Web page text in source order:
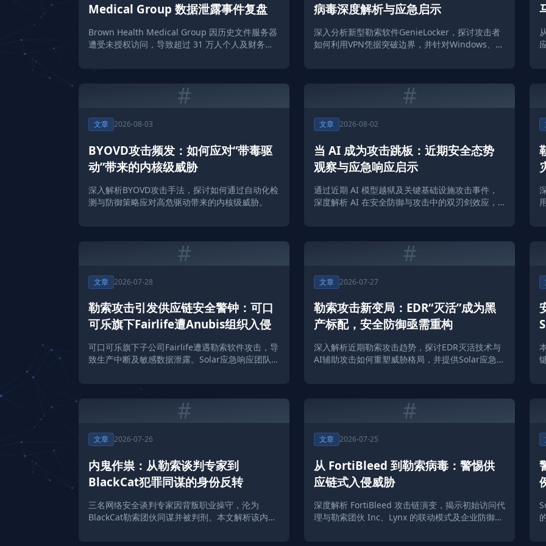
Medical Group 数据泄露事件复盘
Brown Health Medical Group 因历史文件服务器
遭受未授权访问，导致超过 31 万人个人及财务信
议。
病毒深度解析与应急启示
深入分析新型勒索软件GenieLocker，探讨攻击者
如何利用VPN凭据突破边界，并针对Windows、
#
文章 2026-08-03
BYOVD攻击频发：如何应对“带毒驱
动”带来的内核级威胁
深入解析BYOVD攻击手法，探讨如何通过自动化检
测与防御策略应对高危驱动带来的内核级威胁。
#
文章 2026-08-02
当 AI 成为攻击跳板：近期安全态势
观察与应急响应启示
通过近期 AI 模型越狱及关键基础设施攻击事件，
深度解析 AI 在安全防御与攻击中的双刃剑效应，
#
文章 2026-07-28
勒索攻击引发供应链安全警钟：可口
可乐旗下Fairlife遭Anubis组织入侵
可口可乐旗下子公司Fairlife遭遇勒索软件攻击，导
致生产中断及敏感数据泄露。Solar应急响应团队深
#
文章 2026-07-27
勒索攻击新变局：EDR“灭活”成为黑
产标配，安全防御亟需重构
深入解析近期勒索攻击趋势，探讨EDR灭活技术与
AI辅助攻击如何重塑威胁格局，并提供Solar应急响
#
文章 2026-07-26
内鬼作祟：从勒索谈判专家到
BlackCat犯罪同谋的身份反转
三名网络安全谈判专家因背叛职业操守，沦为
BlackCat勒索团伙同谋并被判刑。本文解析该内鬼
#
文章 2026-07-25
从 FortiBleed 到勒索病毒：警惕供
应链式入侵威胁
深度解析 FortiBleed 攻击链演变，揭示初始访问代
理与勒索团伙 Inc、Lynx 的联动模式及企业防御建